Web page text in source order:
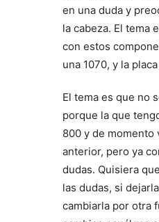
en una duda y
la cabeza. El tema
con estos
una 1070, y la
El tema es que no
porque la que
800 y de momento
anterior, pero ya
dudas. Quisiera
las dudas, si
cambiarla por otra